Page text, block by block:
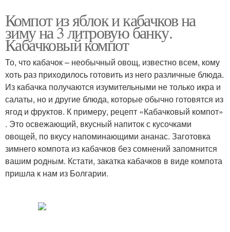
Компот из яблок и кабачков на
зиму на 3 литровую банку.
Кабачковый компот
То, что кабачок – необычный овощ, известно всем, кому
хоть раз приходилось готовить из него различные блюда.
Из кабачка получаются изумительными не только икра и
салаты, но и другие блюда, которые обычно готовятся из
ягод и фруктов. К примеру, рецепт «Кабачковый компот»
. Это освежающий, вкусный напиток с кусочками
овощей, по вкусу напоминающими ананас. Заготовка
зимнего компота из кабачков без сомнений запомнится
вашим родным. Кстати, закатка кабачков в виде компота
пришла к нам из Болгарии.